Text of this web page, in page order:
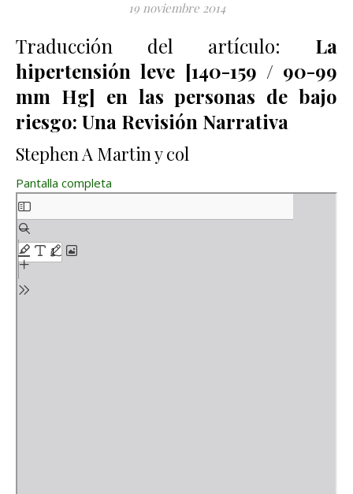
19 noviembre 2014
Traducción del artículo: La
hipertensión leve [140-159 / 90-99
mm Hg] en las personas de bajo
riesgo: Una Revisión Narrativa
Stephen A Martin y col
Pantalla completa
Saltar al contenido del PDF